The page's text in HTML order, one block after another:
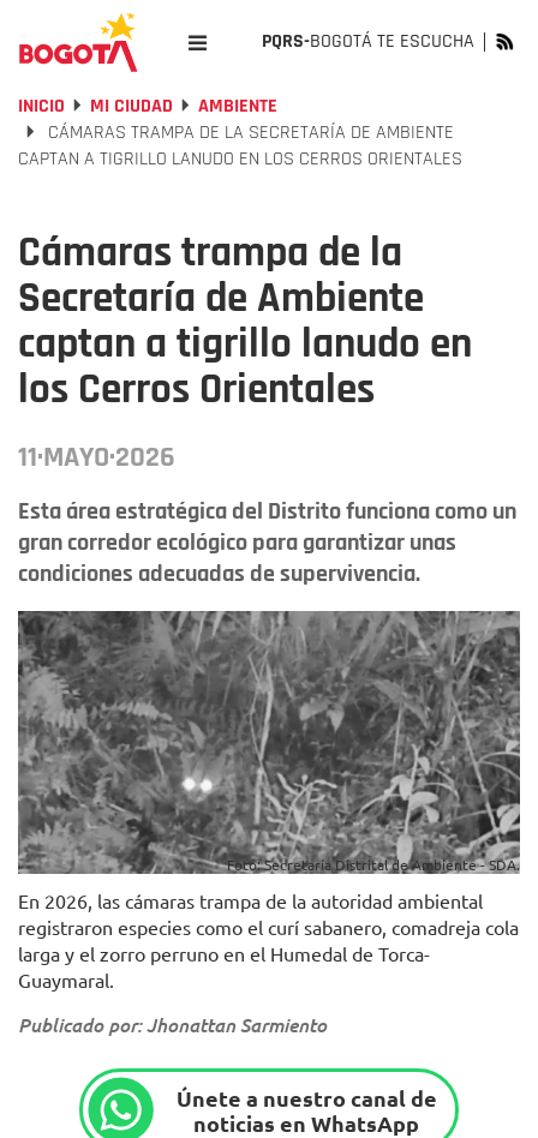
PQRS-BOGOTÁ TE ESCUCHA
INICIO MI CIUDAD
AMBIENTE
CÁMARAS TRAMPA DE LA SECRETARÍA DE AMBIENTE
CAPTAN A TIGRILLO LANUDO EN LOS CERROS ORIENTALES
Cámaras trampa de la
Secretaría de Ambiente
captan a tigrillo lanudo en
los Cerros Orientales
11·MAYO·2026
Esta área estratégica del Distrito funciona como un
gran corredor ecológico para garantizar unas
condiciones adecuadas de supervivencia.
Foto: Secretaría Distrital de Ambiente - SDA.
En 2026, las cámaras trampa de la autoridad ambiental
registraron especies como el curí sabanero, comadreja cola
larga y el zorro perruno en el Humedal de Torca-
Guaymaral.
Publicado por: Jhonattan Sarmiento
Únete a nuestro canal de
noticias en WhatsApp